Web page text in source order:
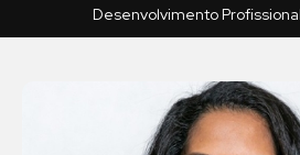
Desenvolvimento Profissional